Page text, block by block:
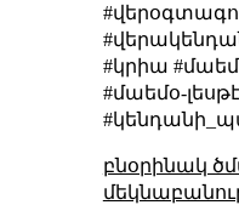
#կրիա
#մաեմօ-
բնօրինակ